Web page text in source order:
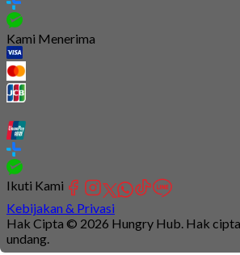
Kami Menerima
Ikuti Kami
Kebijakan & Privasi
Hak Cipta © 2026 Hungry Hub. Hak
undang.